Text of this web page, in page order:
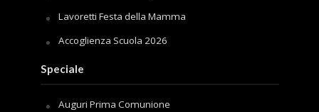
Lavoretti Festa della Mamma
Accoglienza Scuola 2026
Speciale
Auguri Prima Comunione